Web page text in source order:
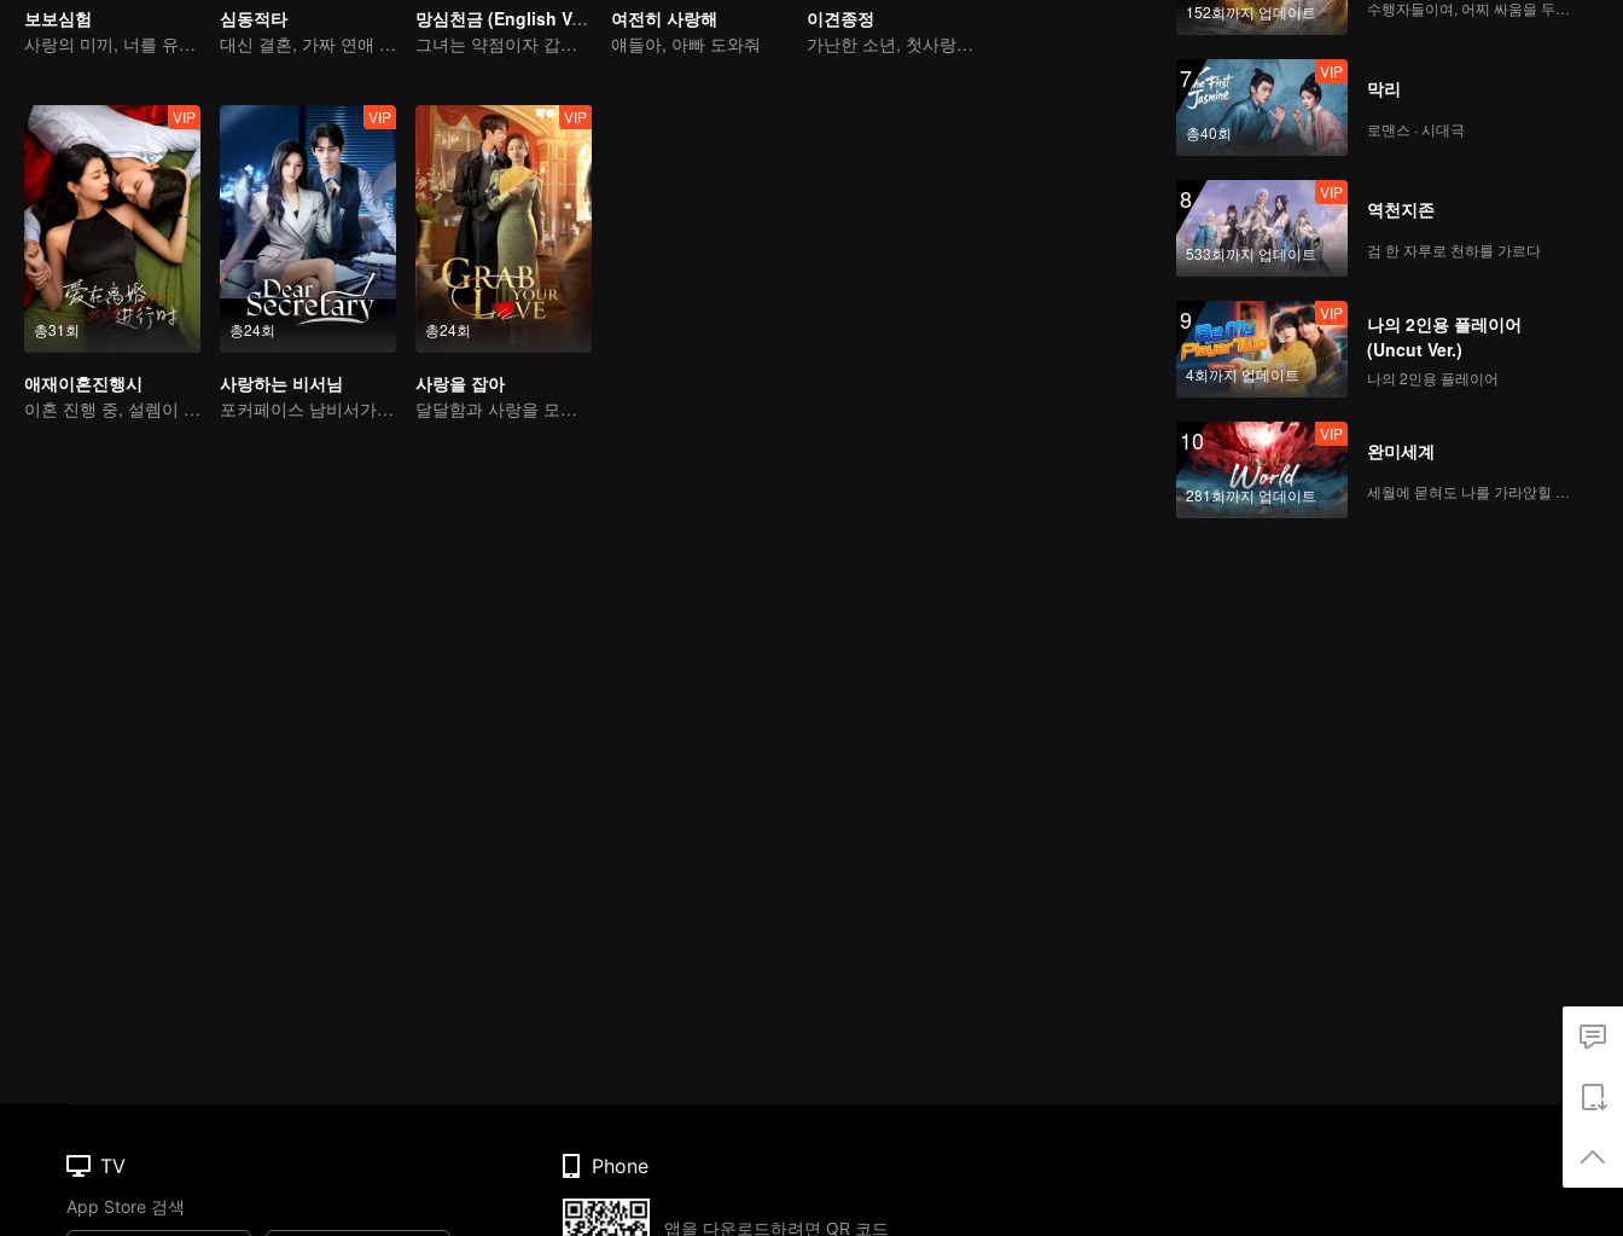
보보심험
사랑의 미끼, 너를 유혹하다
심동적타
대신 결혼, 가짜 연애 진짜 사랑
망심천금 (English Ver.)
그녀는 약점이자 갑옷이다
여전히 사랑해
얘들아, 아빠 도와줘
이견종정
가난한 소년, 첫사랑을 쫓는 재벌로 변신
총31회
VIP
애재이혼진행시
이혼 진행 중, 설렘이 올 때
총24회
VIP
사랑하는 비서님
포커페이스 남비서가 요염 여사장을 사로잡다
총24회
VIP
사랑을 잡아
달달함과 사랑을 모두 가진 친잔과 민장시
152회까지 업데이트
7
총40회
VIP
막리
로맨스 · 시대극
8
533회까지 업데이트
VIP
역천지존
검 한 자루로 천하를 가르다
9
4회까지 업데이트
VIP
나의 2인용 플레이어
(Uncut Ver.)
나의 2인용 플레이어
10
281회까지 업데이트
VIP
완미세계
TV
App Store 검색
Phone
앱을 다운로드하려면 QR 코드